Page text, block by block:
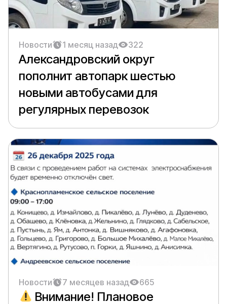
Новости 1 месяц назад 322
Александровский округ
пополнит автопарк шестью
новыми автобусами для
регулярных перевозок
Новости 7 месяцев назад 665
Внимание! Плановое